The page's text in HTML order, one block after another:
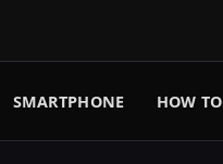
SMARTPHONE HOW TO